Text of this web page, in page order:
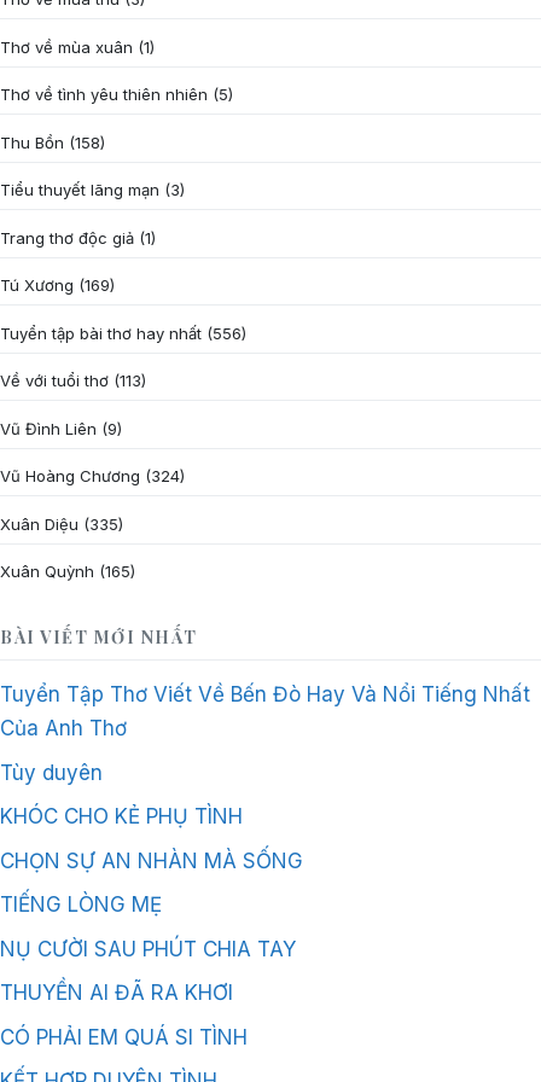
Thơ về mùa xuân (1)
Thơ về tình yêu thiên nhiên (5)
Thu Bồn (158)
Tiểu thuyết lãng mạn (3)
Trang thơ độc giả (1)
Tú Xương (169)
Tuyển tập bài thơ hay nhất (556)
Về với tuổi thơ (113)
Vũ Đình Liên (9)
Vũ Hoàng Chương (324)
Xuân Diệu (335)
Xuân Quỳnh (165)
BÀI VIẾT MỚI NHẤT
Tuyển Tập Thơ Viết Về Bến Đò Hay Và Nổi Tiếng Nhất
Của Anh Thơ
Tùy duyên
KHÓC CHO KẺ PHỤ TÌNH
CHỌN SỰ AN NHÀN MÀ SỐNG
TIẾNG LÒNG MẸ
NỤ CƯỜI SAU PHÚT CHIA TAY
THUYỀN AI ĐÃ RA KHƠI
CÓ PHẢI EM QUÁ SI TÌNH